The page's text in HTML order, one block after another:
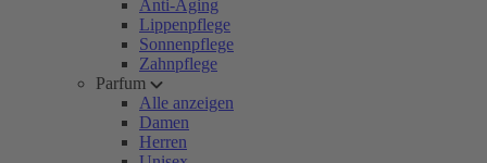
Anti-Aging
Lippenpflege
Sonnenpflege
Zahnpflege
Parfum
Alle anzeigen
Damen
Herren